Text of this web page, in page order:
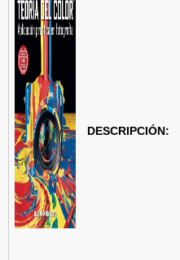
DESCRIPCIÓN: